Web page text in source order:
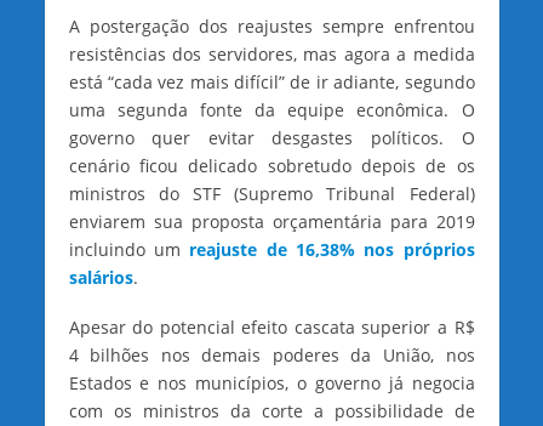
A postergação dos reajustes sempre enfrentou
resistências dos servidores, mas agora a medida
está “cada vez mais difícil” de ir adiante, segundo
uma segunda fonte da equipe econômica. O
governo quer evitar desgastes políticos. O
cenário ficou delicado sobretudo depois de os
ministros do STF (Supremo Tribunal Federal)
enviarem sua proposta orçamentária para 2019
incluindo um reajuste de 16,38% nos próprios
salários.
Apesar do potencial efeito cascata superior a R$
4 bilhões nos demais poderes da União, nos
Estados e nos municípios, o governo já negocia
com os ministros da corte a possibilidade de